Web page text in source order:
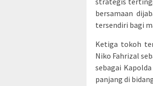
bersamaan
tersendiri bagi
Ketiga tokoh
Niko Fahrizal
sebagai
panjang di